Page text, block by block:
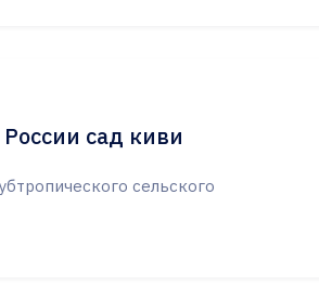
сад киви
сельского